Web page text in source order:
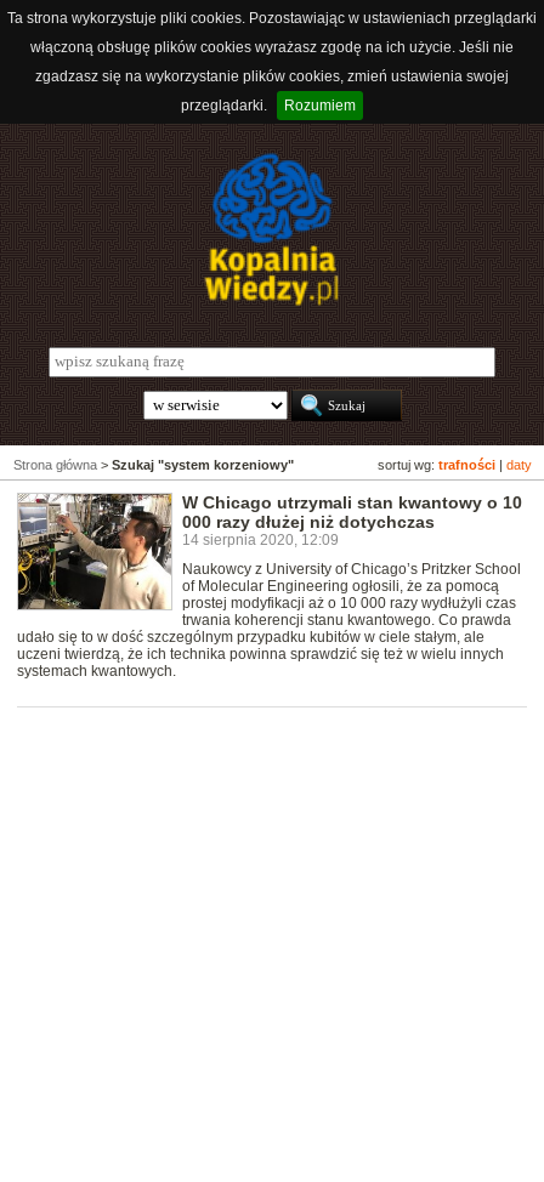
Ta strona wykorzystuje pliki cookies. Pozostawiając w ustawieniach przeglądarki
włączoną obsługę plików cookies wyrażasz zgodę na ich użycie. Jeśli nie
zgadzasz się na wykorzystanie plików cookies, zmień ustawienia swojej
przeglądarki.
Rozumiem
sortuj wg: trafności daty
Strona główna > Szukaj "system korzeniowy"
W Chicago utrzymali stan kwantowy o 10
000 razy dłużej niż dotychczas
14 sierpnia 2020, 12:09
Naukowcy z University of Chicago’s Pritzker School
of Molecular Engineering ogłosili, że za pomocą
prostej modyfikacji aż o 10 000 razy wydłużyli czas
trwania koherencji stanu kwantowego. Co prawda
udało się to w dość szczególnym przypadku kubitów w ciele stałym, ale
uczeni twierdzą, że ich technika powinna sprawdzić się też w wielu innych
systemach kwantowych.